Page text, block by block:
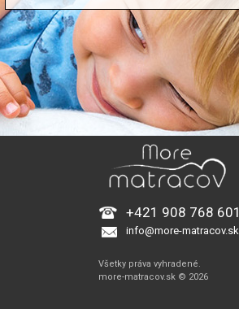
+421 908 768 601
info@more-matracov.sk
Všetky práva vyhradené.
more-matracov.sk © 2026